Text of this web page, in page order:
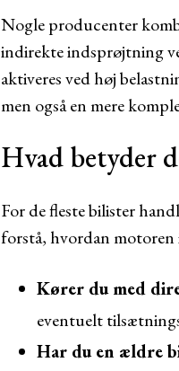
Nogle producenter
indirekte indsprøjtning
aktiveres ved høj
men også en mere
Hvad betyder
For de fleste bilister
forstå, hvordan motoren
Kører du med
eventuelt
Har du en ældre